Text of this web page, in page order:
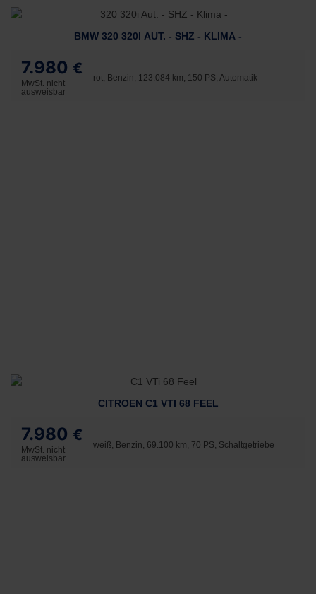
BMW 320 320I AUT. - SHZ - KLIMA -
7.980 €
MwSt. nicht
ausweisbar
rot, Benzin, 123.084 km, 150 PS, Automatik
CITROEN C1 VTI 68 FEEL
7.980 €
MwSt. nicht
ausweisbar
weiß, Benzin, 69.100 km, 70 PS, Schaltgetriebe